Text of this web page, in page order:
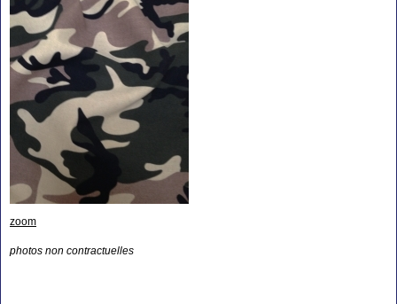
zoom
photos non contractuelles